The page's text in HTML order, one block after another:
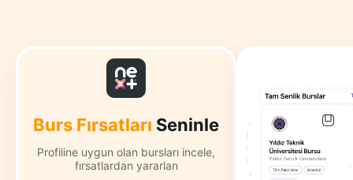
Burs Fırsatları Seninle
Profiline uygun olan bursları incele,
fırsatlardan yararlan